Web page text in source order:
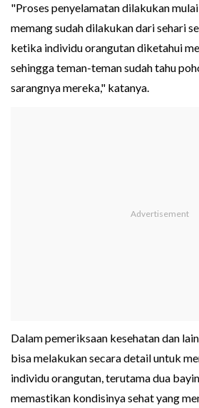
"Proses penyelamatan dilakukan
memang sudah dilakukan dari sehari
ketika individu orangutan diketahui
sehingga teman-teman sudah tahu
sarangnya mereka," katanya.
Dalam pemeriksaan kesehatan dan
bisa melakukan secara detail untuk
individu orangutan, terutama dua
memastikan kondisinya sehat yang